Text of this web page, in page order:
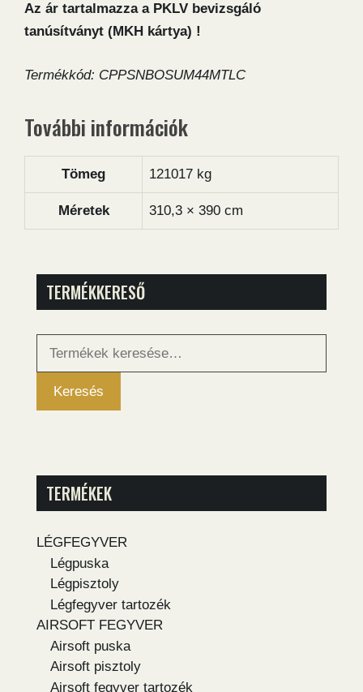
Az ár tartalmazza a PKLV bevizsgáló
tanúsítványt (MKH kártya) !
Termékkód: CPPSNBOSUM44MTLC
További információk
Tömeg 121017 kg
Méretek 310,3 × 390 cm
TERMÉKKERESŐ
következőre:
Keresés
TERMÉKEK
LÉGFEGYVER
Légpuska
Légpisztoly
Légfegyver tartozék
AIRSOFT FEGYVER
Airsoft puska
Airsoft pisztoly
Airsoft fegyver tartozék